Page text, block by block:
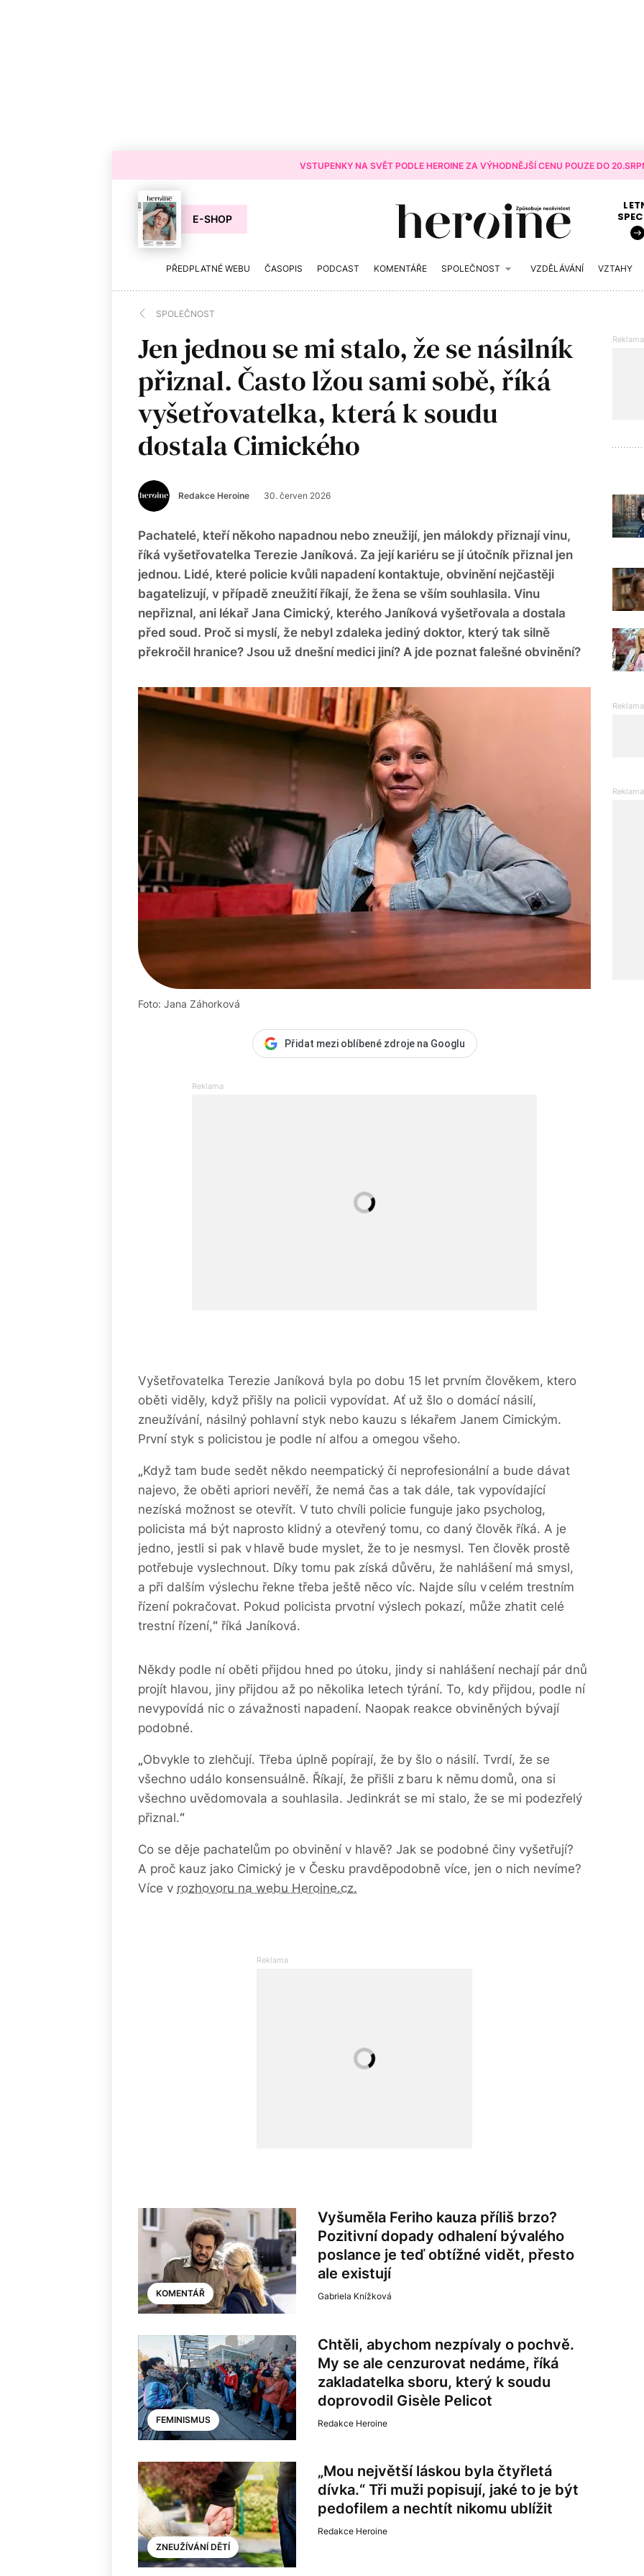
VSTUPENKY NA SVĚT PODLE HEROINE ZA VÝHODNĚJŠÍ CENU POUZE DO
E-SHOP
PŘEDPLATNÉ WEBU ČASOPIS PODCAST KOMENTÁŘE SPOLEČNOST VZDĚLÁVÁNÍ VZTAHY
SPOLEČNOST
Jen jednou se mi stalo, že se násilník
přiznal. Často lžou sami sobě, říká
vyšetřovatelka, která k soudu
dostala Cimického
Redakce Heroine 30. červen 2026
Pachatelé, kteří někoho napadnou nebo zneužijí, jen málokdy přiznají vinu,
říká vyšetřovatelka Terezie Janíková. Za její kariéru se jí útočník přiznal jen
jednou. Lidé, které policie kvůli napadení kontaktuje, obvinění nejčastěji
bagatelizují, v případě zneužití říkají, že žena se vším souhlasila. Vinu
nepřiznal, ani lékař Jana Cimický, kterého Janíková vyšetřovala a dostala
před soud. Proč si myslí, že nebyl zdaleka jediný doktor, který tak silně
překročil hranice? Jsou už dnešní medici jiní? A jde poznat falešné obvinění?
Foto: Jana Záhorková
Přidat mezi oblíbené zdroje na Googlu
Vyšetřovatelka Terezie Janíková byla po dobu 15 let prvním člověkem, ktero
oběti viděly, když přišly na policii vypovídat. Ať už šlo o domácí násilí,
zneužívání, násilný pohlavní styk nebo kauzu s lékařem Janem Cimickým.
První styk s policistou je podle ní alfou a omegou všeho.
„Když tam bude sedět někdo neempatický či neprofesionální a bude dávat
najevo, že oběti apriori nevěří, že nemá čas a tak dále, tak vypovídající
nezíská možnost se otevřít. V tuto chvíli policie funguje jako psycholog,
policista má být naprosto klidný a otevřený tomu, co daný člověk říká. A je
jedno, jestli si pak v hlavě bude myslet, že to je nesmysl. Ten člověk prostě
potřebuje vyslechnout. Díky tomu pak získá důvěru, že nahlášení má smysl,
a při dalším výslechu řekne třeba ještě něco víc. Najde sílu v celém trestním
řízení pokračovat. Pokud policista prvotní výslech pokazí, může zhatit celé
trestní řízení,“ říká Janíková.
Někdy podle ní oběti přijdou hned po útoku, jindy si nahlášení nechají pár dnů
projít hlavou, jiny přijdou až po několika letech týrání. To, kdy přijdou, podle ní
nevypovídá nic o závažnosti napadení. Naopak reakce obviněných bývají
podobné.
„Obvykle to zlehčují. Třeba úplně popírají, že by šlo o násilí. Tvrdí, že se
všechno událo konsensuálně. Říkají, že přišli z baru k němu domů, ona si
všechno uvědomovala a souhlasila. Jedinkrát se mi stalo, že se mi podezřelý
přiznal.“
Co se děje pachatelům po obvinění v hlavě? Jak se podobné činy vyšetřují?
A proč kauz jako Cimický je v Česku pravděpodobně více, jen o nich nevíme?
Více v rozhovoru na webu Heroine.cz.
KOMENTÁŘ
Vyšuměla Feriho kauza příliš brzo?
Pozitivní dopady odhalení bývalého
poslance je teď obtížné vidět, přesto
ale existují
Gabriela Knížková
FEMINISMUS
Chtěli, abychom nezpívaly o pochvě.
My se ale cenzurovat nedáme, říká
zakladatelka sboru, který k soudu
doprovodil Gisèle Pelicot
Redakce Heroine
ZNEUŽÍVÁNÍ DĚTÍ
„Mou největší láskou byla čtyřletá
dívka.“ Tři muži popisují, jaké to je být
pedofilem a nechtít nikomu ublížit
Redakce Heroine